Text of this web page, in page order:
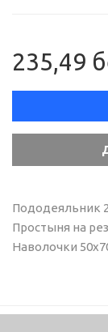
235,49
Пододеяльник
Простыня на
Наволочки